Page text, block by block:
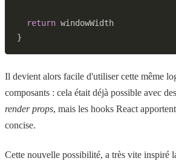
return
}
Il devient alors facile d'utiliser cette même
composants : cela était déjà possible avec
render props, mais les hooks React
concise.
Cette nouvelle possibilité, a très vite inspiré